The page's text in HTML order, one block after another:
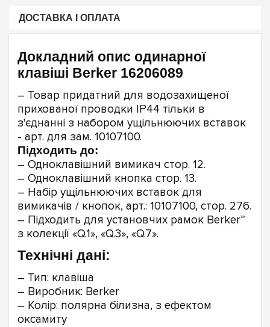
ДОСТАВКА І ОПЛАТА
Докладний опис одинарної
клавіші Berker 16206089
– Товар придатний для водозахищеної
прихованої проводки IP44 тільки в
з'єднанні з набором ущільнюючих вставок
- арт. для зам. 10107100.
Підходить до:
– Одноклавішний вимикач стор. 12.
– Одноклавішний кнопка стор. 13.
– Набір ущільнюючих вставок для
вимикачів / кнопок, арт.: 10107100, стор. 276.
– Підходить для установчих рамок Berker™
з колекції «Q.1», «Q.3», «Q.7».
Технічні дані:
– Тип: клавіша
– Виробник: Berker
– Колір: полярна білизна, з ефектом
оксамиту